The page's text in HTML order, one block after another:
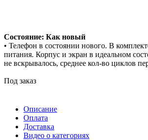
Состояние: Как новый
• Телефон в состоянии нового. В
питания. Корпус и экран в идеальном
не вскрывалось, среднее кол-во циклов
Под заказ
Описание
Оплата
Доставка
Видео о категориях